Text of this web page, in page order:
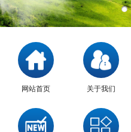
网站首页 关于我们